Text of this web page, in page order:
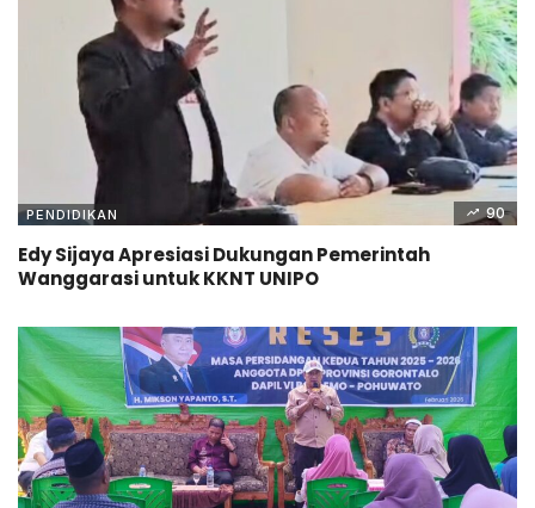
PENDIDIKAN 90
Edy Sijaya Apresiasi Dukungan Pemerintah
Wanggarasi untuk KKNT UNIPO